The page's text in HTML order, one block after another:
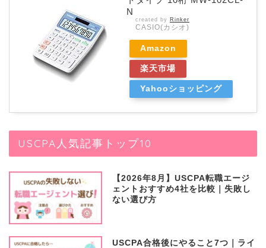
N
created by Rinker
CASIO(カシオ)
Amazon
楽天市場
Yahooショッピング
USCPA人気記事トップ10
【2026年8月】USCPA転職エージ
ェントおすすめ4社を比較｜失敗し
ない選び方
USCPA合格後にやること7つ｜ライ